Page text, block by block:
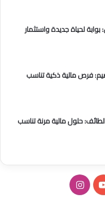
لحياة جديدة واستثمار
فرص مالية ذكية تناسب
حلول مالية مرنة تناسب